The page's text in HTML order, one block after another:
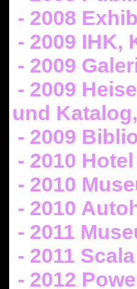
- 2008
- 2009 IHK,
- 2009
- 2009
und
- 2009
- 2010
- 2010
- 2010
- 2011
- 2011
- 2012